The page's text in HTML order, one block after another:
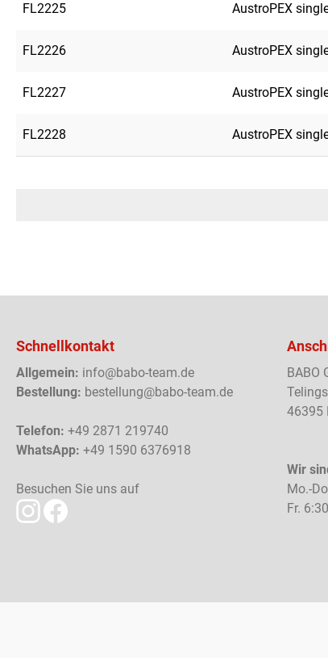
FL2225 AustroPEX
FL2226 AustroPEX
FL2227 AustroPEX
FL2228 AustroPEX
Schnellkontakt
Allgemein: info@babo-team.de
Bestellung: bestellung@babo-team.de
Telefon: +49 2871 219740
WhatsApp: +49 1590 6376918
Besuchen Sie uns auf
BABO
46395
Wir
Mo.-
Fr.